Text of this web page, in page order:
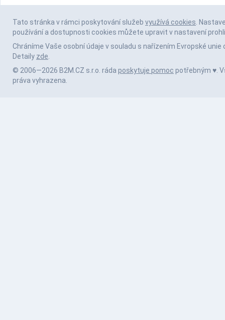
Tato stránka v rámci poskytování služeb využívá cookies.
používání a dostupnosti cookies můžete upravit v nastavení
Chráníme Vaše osobní údaje v souladu s nařízením Evropské unie
Detaily zde.
© 2006—2026 B2M.CZ s.r.o. ráda poskytuje pomoc potřebným ♥️.
práva vyhrazena.